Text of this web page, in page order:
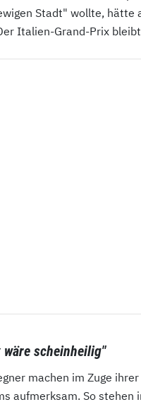
Stadt" wollte, hätte
Italien-Grand-Prix
wäre scheinheilig"
machen im Zuge
aufmerksam. So